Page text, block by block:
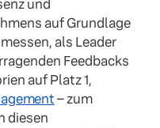
und
auf Grundlage
als Leader
Feedbacks
auf Platz 1,
– zum
diesen